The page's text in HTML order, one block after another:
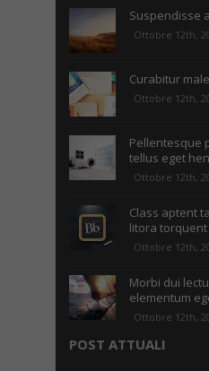
Suspendisse
Ottobre 12th,
Curabitur
Ottobre 12th,
Pellentesque
tellus eget
Ottobre 12th,
Class aptent
litora torquent
Ottobre 12th,
Morbi dui
elementum
Ottobre 12th,
POST ATTUALI